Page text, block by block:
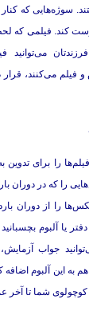
سوژه‌هایی که کنار
کند. فیلمی که
می‌توانید
می‌کنند، قرار
را برای تدوین
را که در دوران
را از دوران
یا آلبوم
جواب
به این آلبوم
شما تا آخر